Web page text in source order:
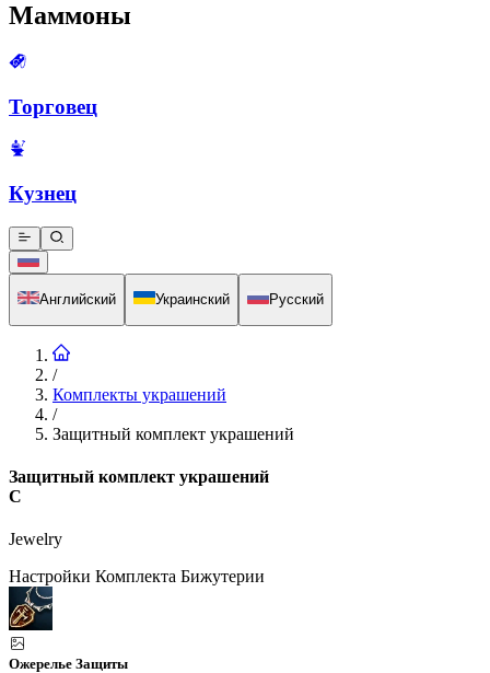
Маммоны
Торговец
Кузнец
Английский Украинский Русский
/
Комплекты украшений
/
Защитный комплект украшений
Защитный комплект украшений
C
Jewelry
Настройки Комплекта Бижутерии
Ожерелье Защиты